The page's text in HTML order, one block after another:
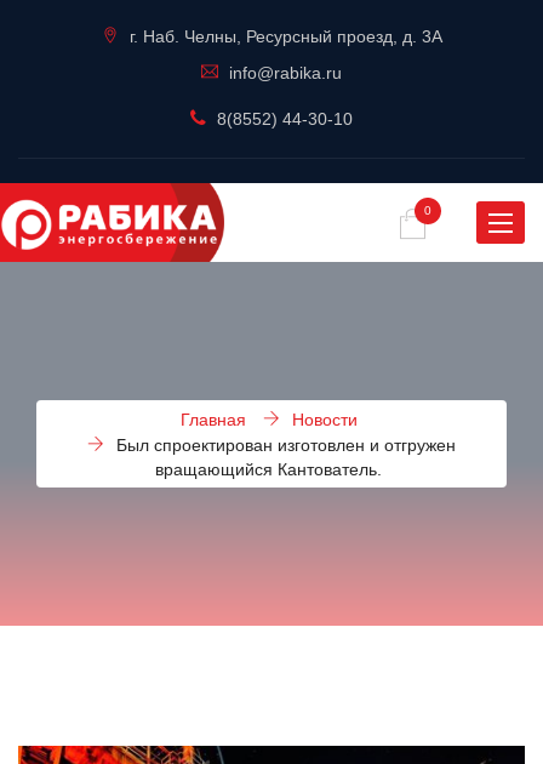
г. Наб. Челны, Ресурсный проезд, д. 3А
info@rabika.ru
8(8552) 44-30-10
0
Главная
Новости
Был спроектирован изготовлен и отгружен
вращающийся Кантователь.